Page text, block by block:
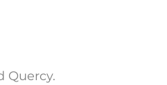
Quercy.